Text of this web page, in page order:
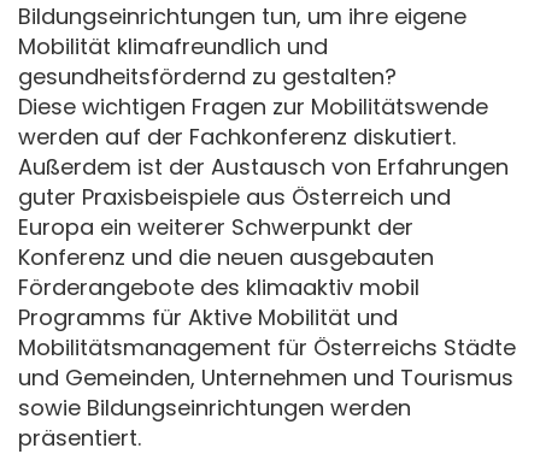
Bildungseinrichtungen tun, um ihre eigene
Mobilität klimafreundlich und
gesundheitsfördernd zu gestalten?
Diese wichtigen Fragen zur Mobilitätswende
werden auf der Fachkonferenz diskutiert.
Außerdem ist der Austausch von Erfahrungen
guter Praxisbeispiele aus Österreich und
Europa ein weiterer Schwerpunkt der
Konferenz und die neuen ausgebauten
Förderangebote des klimaaktiv mobil
Programms für Aktive Mobilität und
Mobilitätsmanagement für Österreichs Städte
und Gemeinden, Unternehmen und Tourismus
sowie Bildungseinrichtungen werden
präsentiert.